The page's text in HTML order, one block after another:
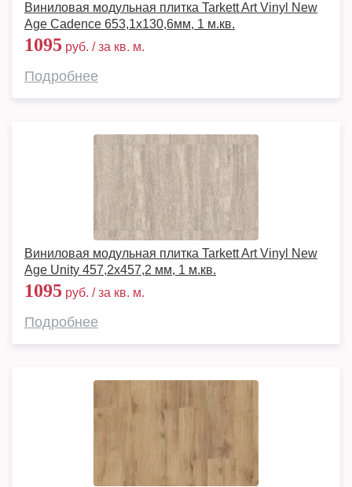
Виниловая модульная плитка Tarkett Art Vinyl New
Age Cadence 653,1х130,6мм, 1 м.кв.
1095 руб. / за кв. м.
Подробнее
Виниловая модульная плитка Tarkett Art Vinyl New
Age Unity 457,2x457,2 мм, 1 м.кв.
1095 руб. / за кв. м.
Подробнее